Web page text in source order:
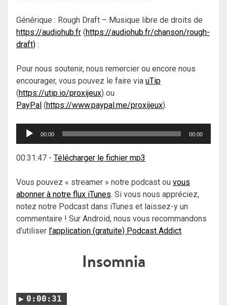
Générique : Rough Draft – Musique libre de droits de
https://audiohub.fr (https://audiohub.fr/chanson/rough-
draft) :
Pour nous soutenir, nous remercier ou encore nous
encourager, vous pouvez le faire via uTip
(https://utip.io/proxijeux) ou
PayPal (https://www.paypal.me/proxijeux).
Lecteur
00:00 00:00
00:31:47 - Télécharger le fichier mp3
Vous pouvez « streamer » notre podcast ou vous
abonner à notre flux iTunes. Si vous nous appréciez,
notez notre Podcast dans iTunes et laissez-y un
commentaire ! Sur Android, nous vous recommandons
d’utiliser l’application (gratuite) Podcast Addict.
Insomnia
0:00:31